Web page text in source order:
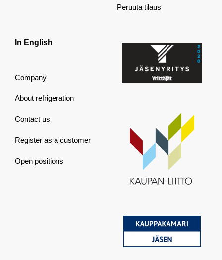
Peruuta tilaus
In English
Company
About refrigeration
Contact us
Register as a customer
Open positions